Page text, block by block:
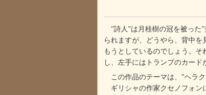
”詩人”は月桂樹の冠を被った
られますが、どうやら、背中を
もうとしているのでしょう。
し、左手にはトランプのカー
この作品のテーマは、”ヘラク
ギリシャの作家クセノフォン